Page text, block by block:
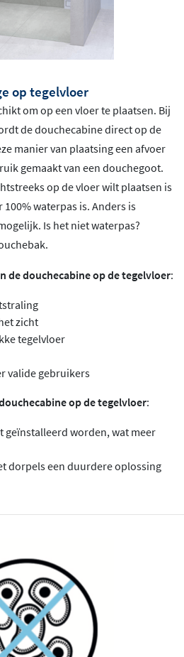
op tegelvloer
om op een vloer te plaatsen. Bij
de douchecabine direct op de
manier van plaatsing een afvoer
gemaakt van een douchegoot.
op de vloer wilt plaatsen is
waterpas is. Anders is
Is het niet waterpas?
de douchecabine op de tegelvloer:
zicht
tegelvloer
valide gebruikers
op de tegelvloer:
geïnstalleerd worden, wat meer
dorpels een duurdere oplossing